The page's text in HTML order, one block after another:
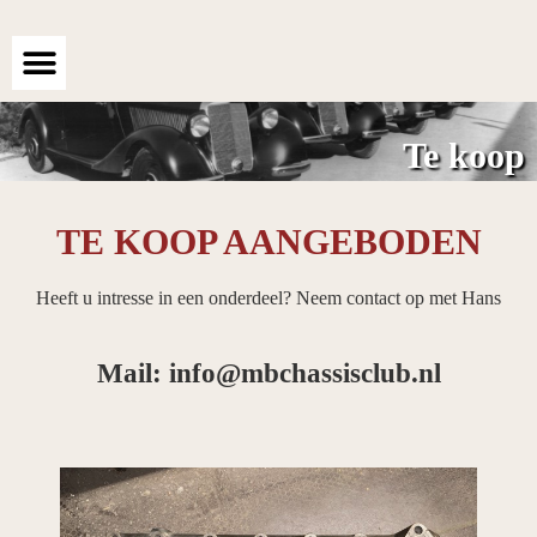
Te koop
TE KOOP AANGEBODEN
Heeft u intresse in een onderdeel? Neem contact op met Hans
Mail: info@mbchassisclub.nl